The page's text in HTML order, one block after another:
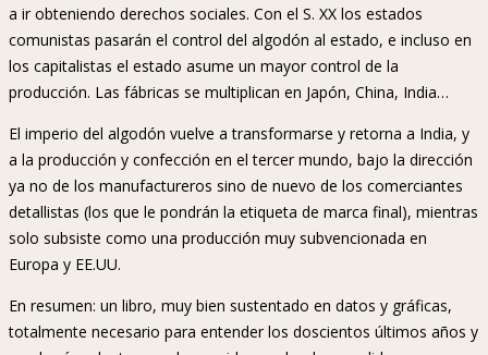
a ir obteniendo derechos sociales. Con el S. XX los estados
comunistas pasarán el control del algodón al estado, e incluso en
los capitalistas el estado asume un mayor control de la
producción. Las fábricas se multiplican en Japón, China, India…
El imperio del algodón vuelve a transformarse y retorna a India, y
a la producción y confección en el tercer mundo, bajo la dirección
ya no de los manufactureros sino de nuevo de los comerciantes
detallistas (los que le pondrán la etiqueta de marca final), mientras
solo subsiste como una producción muy subvencionada en
Europa y EE.UU.
En resumen: un libro, muy bien sustentado en datos y gráficas,
totalmente necesario para entender los doscientos últimos años y